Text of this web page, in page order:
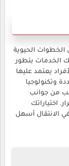
الحيوية
الخدمات بتطور
يعتمد عليها
وتكنولوجيا
من جوانب
اختياراتك
الانتقال أسهل